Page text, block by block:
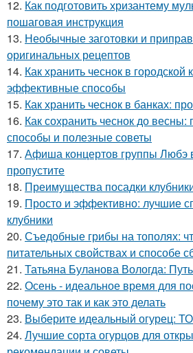
12. Как подготовить хризантему
пошаговая инструкция
13. Необычные заготовки и
оригинальных рецептов
14. Как хранить чеснок в городской
эффективные способы
15. Как хранить чеснок в банках:
16. Как сохранить чеснок до
способы и полезные советы
17. Афиша концертов группы Любэ
пропустите
18. Преимущества посадки
19. Просто и эффективно: лучшие
клубники
20. Съедобные грибы на тополях:
питательных свойствах и способе
21. Татьяна Буланова Вологда:
22. Осень - идеальное время для
почему это так и как это делать
23. Выберите идеальный огурец:
24. Лучшие сорта огурцов для